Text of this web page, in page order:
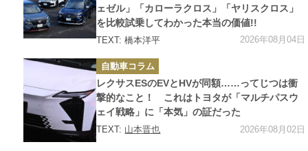
ェゼル」「カローラクロス」「ヤリスクロス」
を比較試乗してわかった本当の価値!!
TEXT: 橋本洋平 2026年08月04日
カ
テ
ゴ
リ
ー
自動車コラム
レクサスESのEVとHVが同額……ってじつは衝
撃的なこと！ これはトヨタが「マルチパスウ
ェイ戦略」に「本気」の証だった
TEXT: 山本晋也 2026年08月02日